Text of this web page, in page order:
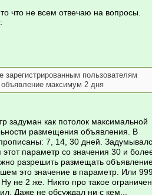
что не всем отвечаю на вопросы.
зарегистрированным пользователям
максимум 2 дня
задуман как потолок максимальной
размещения объявления. В
7, 14, 30 дней.
этот параметр со значения 30 и
разрешить размещать
это значение в параметр. Или
не 2 же. Никто про такое
Даже не обсуждал ни с кем...